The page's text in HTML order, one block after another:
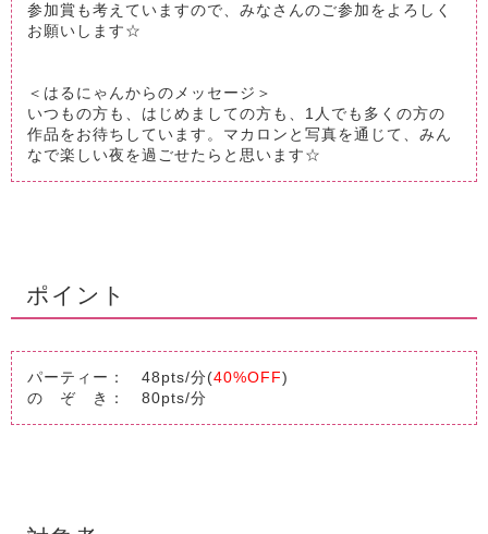
参加賞も考えていますので、みなさんのご参加をよろしく
お願いします☆
＜はるにゃんからのメッセージ＞
いつもの方も、はじめましての方も、1人でも多くの方の
作品をお待ちしています。マカロンと写真を通じて、みん
なで楽しい夜を過ごせたらと思います☆
ポイント
パーティー： 48pts/分(40%OFF)
の ぞ き： 80pts/分